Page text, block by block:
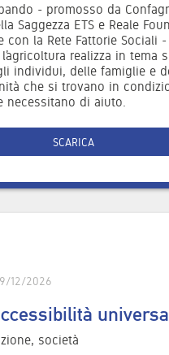
- promosso da
Saggezza ETS e Reale
con la Rete Fattorie Sociali
realizza in tema
individui, delle famiglie e
che si trovano in
necessitano di aiuto.
SCARICA
12/2026
società